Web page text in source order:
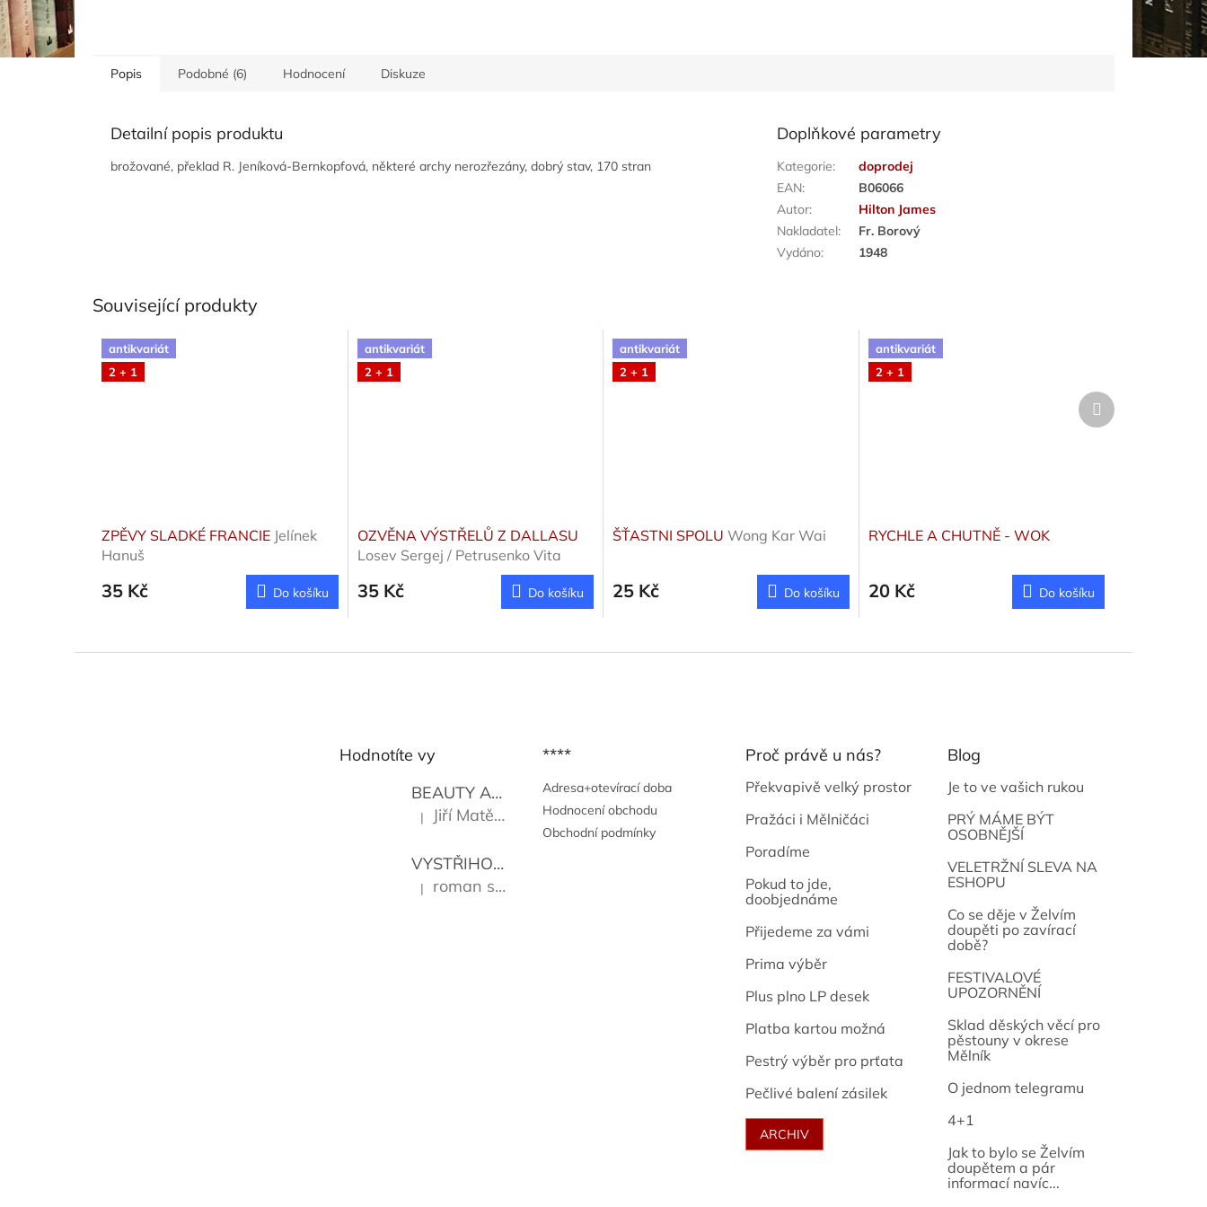
Popis Podobné (6) Hodnocení Diskuze
Detailní popis produktu
brožované, překlad R. Jeníková-Bernkopfová, některé archy nerozřezány, dobrý stav, 170 stran
Doplňkové parametry
Kategorie:
doprodej
EAN:
B06066
Autor:
Hilton James
Nakladatel:
Fr. Borový
Vydáno: 1948
Související produkty
antikvariát
2 + 1
ZPĚVY SLADKÉ FRANCIE Jelínek
Hanuš
35 Kč Do košíku
antikvariát
2 + 1
OZVĚNA VÝSTŘELŮ Z DALLASU
Losev Sergej / Petrusenko Vita
35 Kč Do košíku
antikvariát
2 + 1
ŠŤASTNI SPOLU Wong Kar Wai
25 Kč Do košíku
antikvariát
2 + 1
RYCHLE A CHUTNĚ - WOK
20 Kč Do košíku
Další
produkt
Hodnotíte vy
BEAUTY AND THE BEAT
Go Go's
Hodnocení produktu je 5 z 5 hvězdiček.
| Jiří Matějů
VYSTŘIHOVÁNKY - PRAŽSKÉ PAMÁTKY Kropáček Josef
Hodnocení produktu je 5 z 5 hvězdiček.
| roman sekanina
****
Adresa+otevírací doba
Hodnocení obchodu
Obchodní podmínky
Proč právě u nás?
Překvapivě velký prostor
Pražáci i Mělničáci
Poradíme
Pokud to jde,
doobjednáme
Přijedeme za vámi
Prima výběr
Plus plno LP desek
Platba kartou možná
Pestrý výběr pro prťata
Pečlivé balení zásilek
ARCHIV
Blog
Je to ve vašich rukou
PRÝ MÁME BÝT
OSOBNĚJŠÍ
VELETRŽNÍ SLEVA NA
ESHOPU
Co se děje v Želvím
doupěti po zavírací
době?
FESTIVALOVÉ
UPOZORNĚNÍ
Sklad děských věcí pro
pěstouny v okrese
Mělník
O jednom telegramu
4+1
Jak to bylo se Želvím
doupětem a pár
informací navíc...